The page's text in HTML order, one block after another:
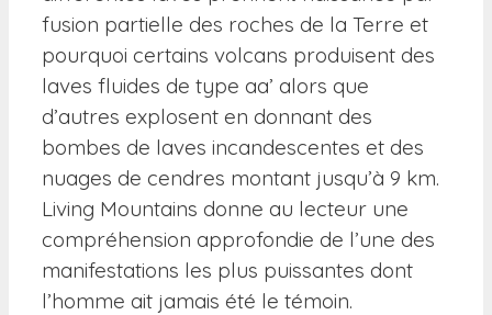
fusion partielle des roches de la Terre et
pourquoi certains volcans produisent des
laves fluides de type aa’ alors que
d’autres explosent en donnant des
bombes de laves incandescentes et des
nuages de cendres montant jusqu’à 9 km.
Living Mountains donne au lecteur une
compréhension approfondie de l’une des
manifestations les plus puissantes dont
l’homme ait jamais été le témoin.